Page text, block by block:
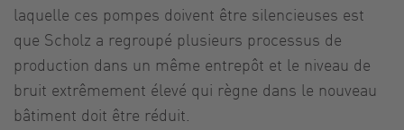
laquelle ces pompes doivent être silencieuses est
que Scholz a regroupé plusieurs processus de
production dans un même entrepôt et le niveau de
bruit extrêmement élevé qui règne dans le nouveau
bâtiment doit être réduit.